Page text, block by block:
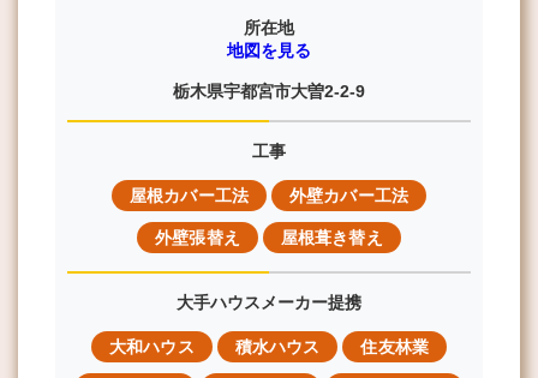
所在地
地図を見る
栃木県宇都宮市大曽2-2-9
工事
屋根カバー工法 外壁カバー工法
外壁張替え 屋根葺き替え
大手ハウスメーカー提携
大和ハウス 積水ハウス 住友林業